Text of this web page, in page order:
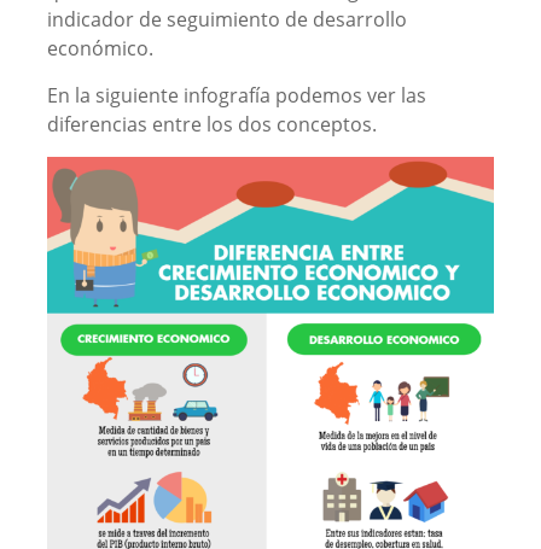
indicador de seguimiento de desarrollo
económico.
En la siguiente infografía podemos ver las
diferencias entre los dos conceptos.